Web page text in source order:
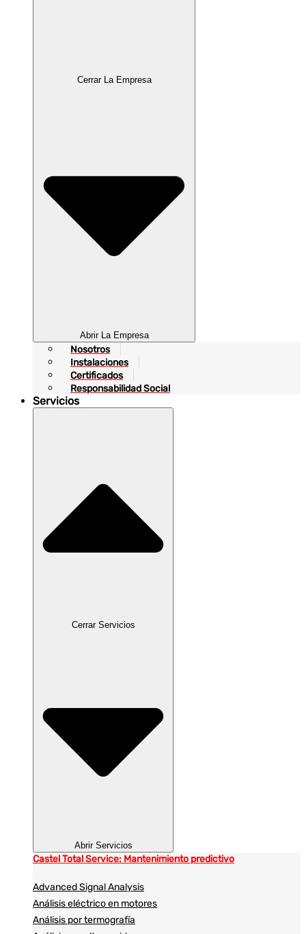
Cerrar La Empresa
Abrir La Empresa
Nosotros
Instalaciones
Certificados
Responsabilidad Social
Servicios
Cerrar Servicios
Abrir Servicios
Castel Total Service: Mantenimiento predictivo
Advanced Signal Analysis
Análisis eléctrico en motores
Análisis por termografía